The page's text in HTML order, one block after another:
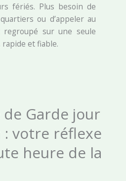
fériés. Plus besoin de
ou d’appeler au
sur une seule
et fiable.
de Garde jour
: votre réflexe
heure de la